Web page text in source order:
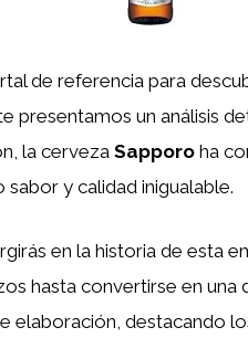
de referencia para
presentamos un análisis
la cerveza Sapporo ha
y calidad inigualable.
en la historia de esta
hasta convertirse en una
elaboración, destacando